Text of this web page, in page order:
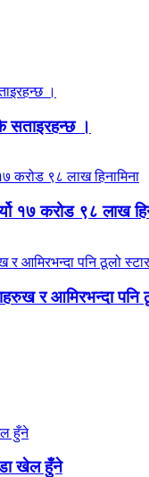
सताइरहन्छ ।
१७ करोड ९८ लाख
र आमिरभन्दा पनि
खेल हुँने